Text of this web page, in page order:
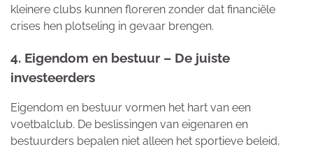
kleinere clubs kunnen floreren zonder dat financiële
crises hen plotseling in gevaar brengen.
4. Eigendom en bestuur – De juiste
investeerders
Eigendom en bestuur vormen het hart van een
voetbalclub. De beslissingen van eigenaren en
bestuurders bepalen niet alleen het sportieve beleid,